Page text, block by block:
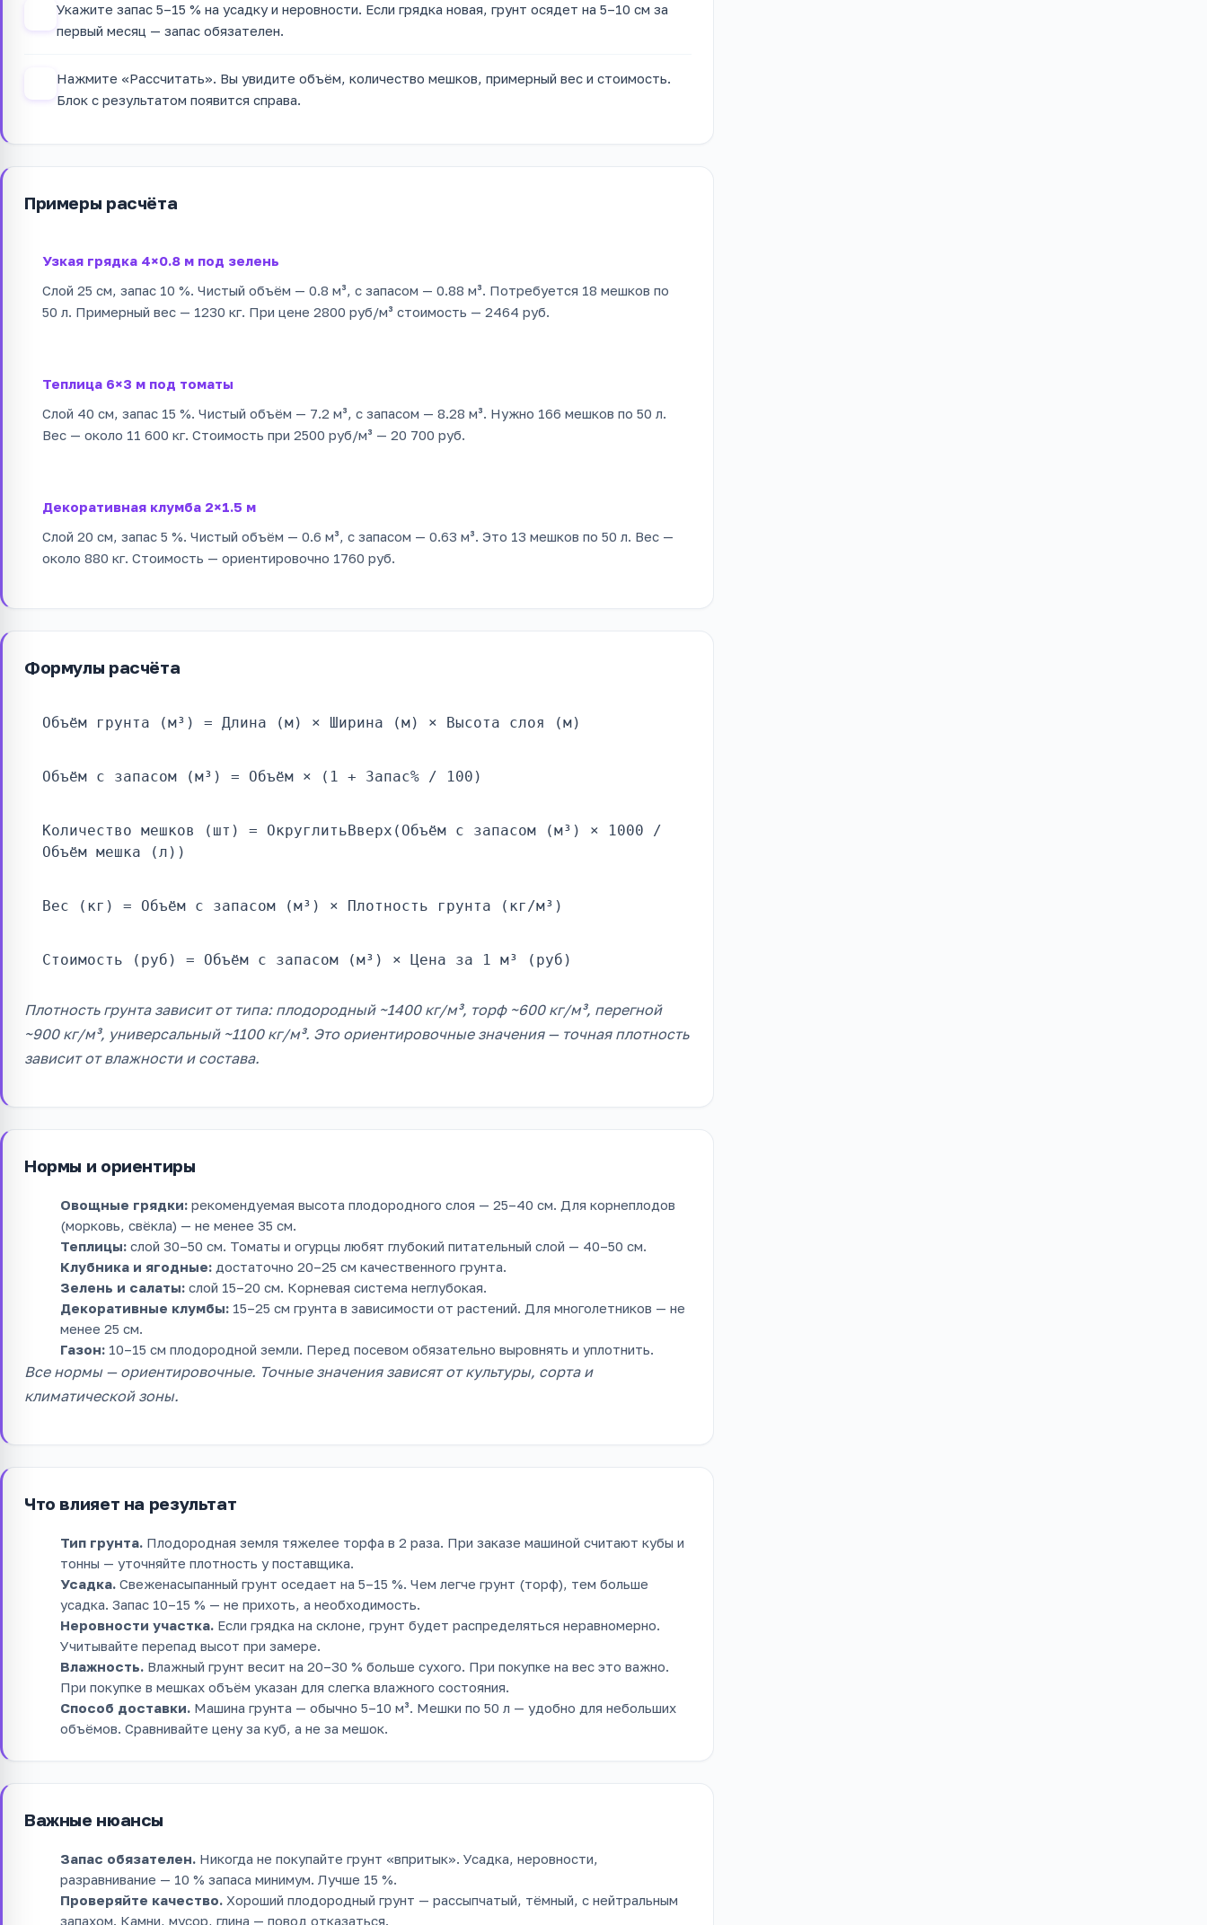
Укажите запас 5–15 % на усадку и неровности. Если грядка новая, грунт осядет на 5–10 см за
первый месяц — запас обязателен.
Нажмите «Рассчитать». Вы увидите объём, количество мешков, примерный вес и стоимость.
Блок с результатом появится справа.
Примеры расчёта
Узкая грядка 4×0.8 м под зелень
Слой 25 см, запас 10 %. Чистый объём — 0.8 м³, с запасом — 0.88 м³. Потребуется 18 мешков по
50 л. Примерный вес — 1230 кг. При цене 2800 руб/м³ стоимость — 2464 руб.
Теплица 6×3 м под томаты
Слой 40 см, запас 15 %. Чистый объём — 7.2 м³, с запасом — 8.28 м³. Нужно 166 мешков по 50 л.
Вес — около 11 600 кг. Стоимость при 2500 руб/м³ — 20 700 руб.
Декоративная клумба 2×1.5 м
Слой 20 см, запас 5 %. Чистый объём — 0.6 м³, с запасом — 0.63 м³. Это 13 мешков по 50 л. Вес —
около 880 кг. Стоимость — ориентировочно 1760 руб.
Формулы расчёта
Объём грунта (м³) = Длина (м) × Ширина (м) × Высота слоя (м)
Объём с запасом (м³) = Объём × (1 + Запас% / 100)
Количество мешков (шт) = ОкруглитьВверх(Объём с запасом (м³) × 1000 /
Объём мешка (л))
Вес (кг) = Объём с запасом (м³) × Плотность грунта (кг/м³)
Стоимость (руб) = Объём с запасом (м³) × Цена за 1 м³ (руб)
Плотность грунта зависит от типа: плодородный ~1400 кг/м³, торф ~600 кг/м³, перегной
~900 кг/м³, универсальный ~1100 кг/м³. Это ориентировочные значения — точная плотность
зависит от влажности и состава.
Нормы и ориентиры
Овощные грядки: рекомендуемая высота плодородного слоя — 25–40 см. Для корнеплодов
(морковь, свёкла) — не менее 35 см.
Теплицы: слой 30–50 см. Томаты и огурцы любят глубокий питательный слой — 40–50 см.
Клубника и ягодные: достаточно 20–25 см качественного грунта.
Зелень и салаты: слой 15–20 см. Корневая система неглубокая.
Декоративные клумбы: 15–25 см грунта в зависимости от растений. Для многолетников — не
менее 25 см.
Газон: 10–15 см плодородной земли. Перед посевом обязательно выровнять и уплотнить.
Все нормы — ориентировочные. Точные значения зависят от культуры, сорта и
климатической зоны.
Что влияет на результат
Тип грунта. Плодородная земля тяжелее торфа в 2 раза. При заказе машиной считают кубы и
тонны — уточняйте плотность у поставщика.
Усадка. Свеженасыпанный грунт оседает на 5–15 %. Чем легче грунт (торф), тем больше
усадка. Запас 10–15 % — не прихоть, а необходимость.
Неровности участка. Если грядка на склоне, грунт будет распределяться неравномерно.
Учитывайте перепад высот при замере.
Влажность. Влажный грунт весит на 20–30 % больше сухого. При покупке на вес это важно.
При покупке в мешках объём указан для слегка влажного состояния.
Способ доставки. Машина грунта — обычно 5–10 м³. Мешки по 50 л — удобно для небольших
объёмов. Сравнивайте цену за куб, а не за мешок.
Важные нюансы
Запас обязателен. Никогда не покупайте грунт «впритык». Усадка, неровности,
разравнивание — 10 % запаса минимум. Лучше 15 %.
Проверяйте качество. Хороший плодородный грунт — рассыпчатый, тёмный, с нейтральным
запахом. Камни, мусор, глина — повод отказаться.